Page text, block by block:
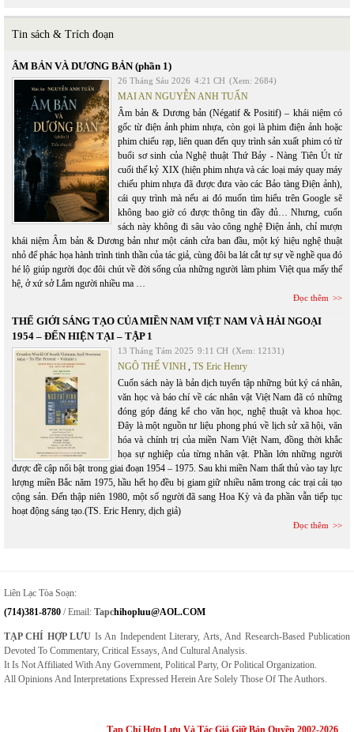
Tin sách & Trích đoạn
ÂM BẢN VÀ DƯƠNG BẢN (phần 1)
26 Tháng Sáu 2026 4:21 CH (Xem: 2684)
MAI AN NGUYỄN ANH TUẤN
Âm bản & Dương bản (Négatif & Positif) – khái niệm có
gốc từ điện ảnh phim nhựa, còn gọi là phim điện ảnh hoặc
phim chiếu rạp, liên quan đến quy trình sản xuất phim có từ
buổi sơ sinh của Nghệ thuật Thứ Bảy - Nàng Tiên Út từ
cuối thế kỷ XIX (hiện phim nhựa và các loại máy quay máy
chiếu phim nhựa đã được đưa vào các Bảo tàng Điện ảnh),
cái quy trình mà nếu ai đó muốn tìm hiểu trên Google sẽ
không bao giờ có được thông tin đầy đủ… Nhưng, cuốn
sách này không đi sâu vào công nghệ Điện ảnh, chỉ mượn
khái niệm Âm bản & Dương bản như một cánh cửa ban đầu, một ký hiệu nghệ thuật
nhỏ để phác họa hành trình tinh thần của tác giả, cùng đôi ba lát cắt tự sự về nghề qua đó
hé lộ giúp người đọc đôi chút về đời sống của những người làm phim Việt qua mấy thế
hệ, ở xứ sở Lắm người nhiều ma …
Đọc thêm
THẾ GIỚI SÁNG TẠO CỦA MIỀN NAM VIỆT NAM VÀ HẢI NGOẠI
1954 – ĐẾN HIỆN TẠI – TẬP 1
13 Tháng Tám 2025 9:11 CH (Xem: 12131)
NGÔ THẾ VINH, TS Eric Henry
Cuốn sách này là bản dịch tuyển tập những bút ký cá nhân,
văn học và báo chí về các nhân vật Việt Nam đã có những
đóng góp đáng kể cho văn học, nghệ thuật và khoa học.
Đây là một nguồn tư liệu phong phú về lịch sử xã hội, văn
hóa và chính trị của miền Nam Việt Nam, đồng thời khắc
họa sự nghiệp của từng nhân vật. Phần lớn những người
được đề cập nổi bật trong giai đoạn 1954 – 1975. Sau khi miền Nam thất thủ vào tay lực
lượng miền Bắc năm 1975, hầu hết họ đều bị giam giữ nhiều năm trong các trại cải tạo
cộng sản. Đến thập niên 1980, một số người đã sang Hoa Kỳ và đa phần vẫn tiếp tục
hoạt động sáng tạo.(TS. Eric Henry, dịch giả)
Đọc thêm
Liên Lạc Tòa Soạn:
(714)381-8780 / Email: TapcHihopluu@AOL.COM
TẠP CHÍ HỢP LƯU Is An Independent Literary, Arts, And Research-Based Publication
Devoted To Commentary, Critical Essays, And Cultural Analysis.
It Is Not Affiliated With Any Government, Political Party, Or Political Organization.
All Opinions And Interpretations Expressed Herein Are Solely Those Of The Authors.
Tạp Chí Hợp Lưu Và Tác Giả Giữ Bản Quyền 2002-2026